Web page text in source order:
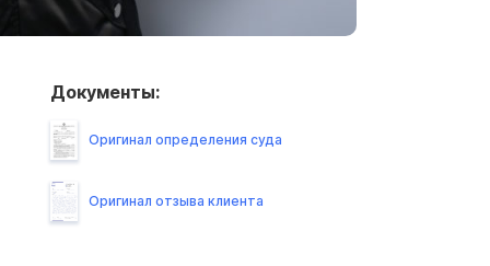
Документы:
Оригинал определения суда
Оригинал отзыва клиента